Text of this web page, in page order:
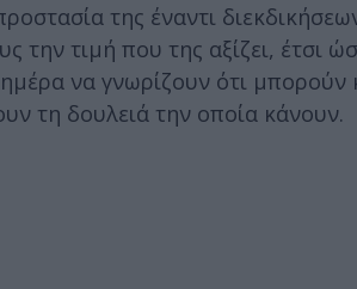
της έναντι
την τιμή που της αξίζει, έτσι
να γνωρίζουν ότι μπορούν
τη δουλειά την οποία κάνουν.